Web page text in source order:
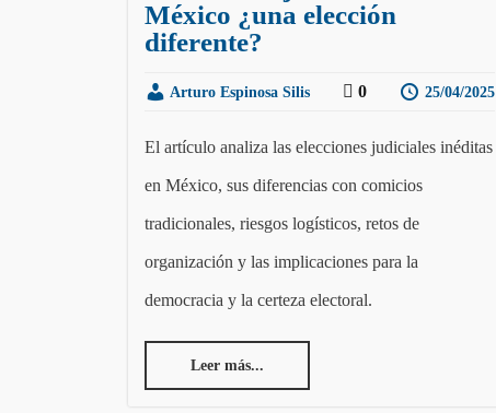
México ¿una elección
diferente?
Arturo Espinosa Silis 0 25/04/2025
El artículo analiza las elecciones judiciales inéditas
en México, sus diferencias con comicios
tradicionales, riesgos logísticos, retos de
organización y las implicaciones para la
democracia y la certeza electoral.
Leer más...